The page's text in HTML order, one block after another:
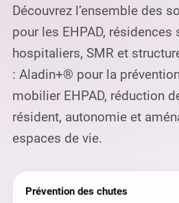
Découvrez l’ensemble des
pour les EHPAD, résidences
hospitaliers, SMR et
: Aladin+® pour la
mobilier EHPAD, réduction
résident, autonomie et
espaces de vie.
Prévention des chutes